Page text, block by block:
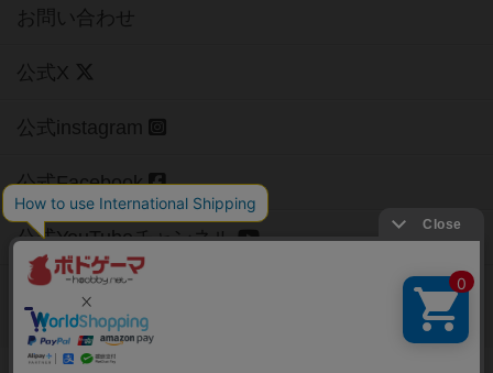
お問い合わせ
公式X
公式instagram
公式Facebook
公式YouTubeチャンネル